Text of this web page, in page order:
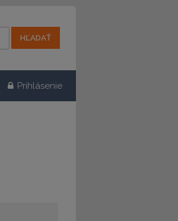
Prihlásenie